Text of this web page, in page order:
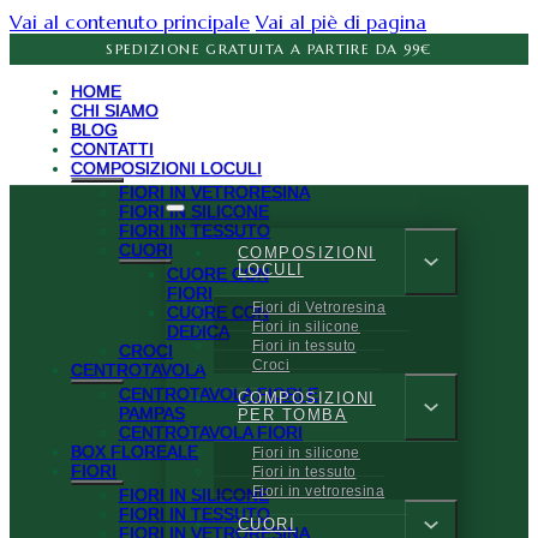
Vai al contenuto principale Vai al piè di pagina
SPEDIZIONE GRATUITA A PARTIRE DA 99€
HOME
CHI SIAMO
BLOG
CONTATTI
COMPOSIZIONI LOCULI
FIORI IN VETRORESINA
FIORI IN SILICONE
FIORI IN TESSUTO
CUORI
CUORE CON
FIORI
CUORE CON
DEDICA
CROCI
CENTROTAVOLA
CENTROTAVOLA FIORI E
PAMPAS
CENTROTAVOLA FIORI
BOX FLOREALE
FIORI
FIORI IN SILICONE
FIORI IN TESSUTO
FIORI IN VETRORESINA
COMPOSIZIONI
LOCULI
Fiori di Vetroresina
Fiori in silicone
Fiori in tessuto
Croci
COMPOSIZIONI
PER TOMBA
Fiori in silicone
Fiori in tessuto
Fiori in vetroresina
CUORI